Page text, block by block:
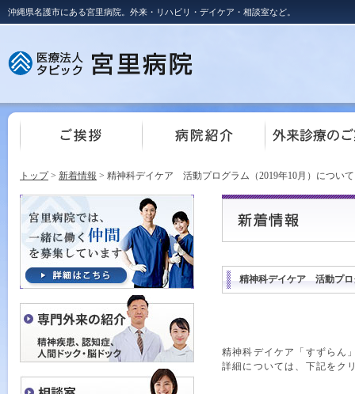
沖縄県名護市にある宮里病院。外来・リハビリ・デイケア・相談室など。
トップ> 新着情報 > 精神科デイケア 活動プログラム（2019年10月）について
精神科デイケア 活動プロ
精神科デイケア「すずらん
詳細については、下記をク